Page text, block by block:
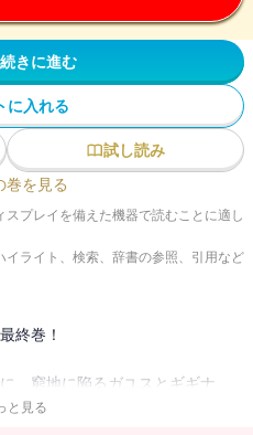
きに進む
に入れる
試し読み
巻を見る
プレイを備えた機器で読むことに適し
ライト、検索、辞書の参照、引用など
終巻！
、窮地に陥るガユスとギギナ。
ルクが、再び彼らの前に現れ
と見る